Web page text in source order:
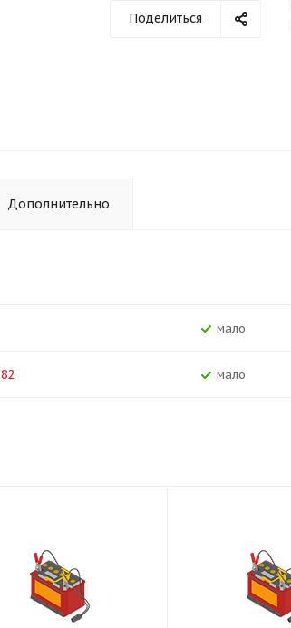
Поделиться
Дополнительно
Мало
Мало